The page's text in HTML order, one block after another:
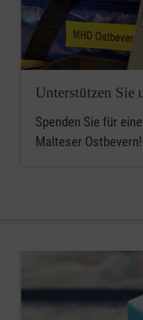
Unterstützen Sie
Spenden Sie für
Malteser Ostbevern!